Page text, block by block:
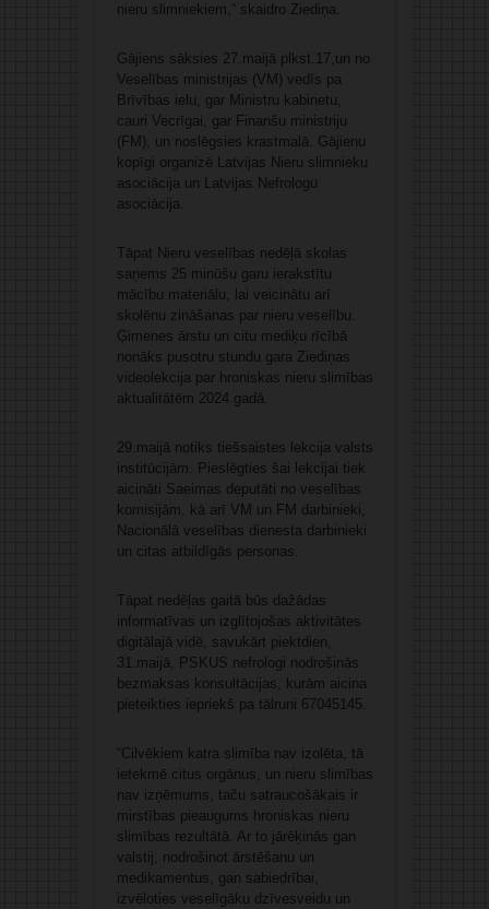
nieru slimniekiem,” skaidro Ziediņa.
Gājiens sāksies 27.maijā plkst.17,un no
Veselības ministrijas (VM) vedīs pa
Brīvības ielu, gar Ministru kabinetu,
cauri Vecrīgai, gar Finanšu ministriju
(FM), un noslēgsies krastmalā. Gājienu
kopīgi organizē Latvijas Nieru slimnieku
asociācija un Latvijas Nefrologu
asociācija.
Tāpat Nieru veselības nedēļā skolas
saņems 25 minūšu garu ierakstītu
mācību materiālu, lai veicinātu arī
skolēnu zināšanas par nieru veselību.
Ģimenes ārstu un citu mediķu rīcībā
nonāks pusotru stundu gara Ziediņas
videolekcija par hroniskas nieru slimības
aktualitātēm 2024.gadā.
29.maijā notiks tiešsaistes lekcija valsts
institūcijām. Pieslēgties šai lekcijai tiek
aicināti Saeimas deputāti no veselības
komisijām, kā arī VM un FM darbinieki,
Nacionālā veselības dienesta darbinieki
un citas atbildīgās personas.
Tāpat nedēļas gaitā būs dažādas
informatīvas un izglītojošas aktivitātes
digitālajā vidē, savukārt piektdien,
31.maijā, PSKUS nefrologi nodrošinās
bezmaksas konsultācijas, kurām aicina
pieteikties iepriekš pa tālruni 67045145.
“Cilvēkiem katra slimība nav izolēta, tā
ietekmē citus orgānus, un nieru slimības
nav izņēmums, taču satraucošākais ir
mirstības pieaugums hroniskas nieru
slimības rezultātā. Ar to jārēķinās gan
valstij, nodrošinot ārstēšanu un
medikamentus, gan sabiedrībai,
izvēloties veselīgāku dzīvesveidu un